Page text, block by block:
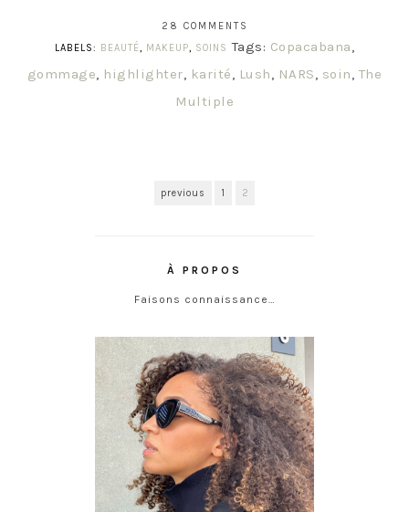
28 COMMENTS
LABELS: BEAUTÉ, MAKEUP, SOINS Tags: Copacabana,
gommage, highlighter, karité, Lush, NARS, soin, The
Multiple
previous 1 2
À PROPOS
Faisons connaissance…